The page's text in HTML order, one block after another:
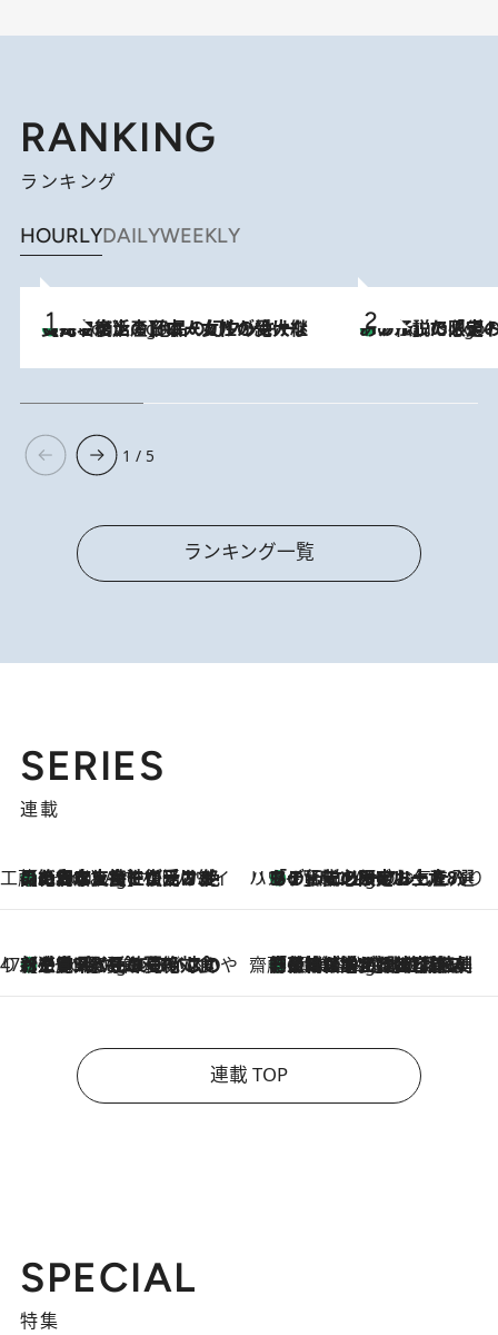
RANKING
ランキング
HOURLYDAILYWEEKLY
2 Hours Ago
【ハワイ土産】ローカルの絶大な支持で復活！ 絶品の幻クッキー《元ファンの日本人女性が受け継いだ名店》 2 Hours Ago
あの伝説の限定トートも！ リニューアルした「ディーン
1 / 5
ランキング一覧
SERIES
連載
工藤まやのおもてなしハワイ
1 Hour Ago
【ハワイ土産】ローカルの絶大な支持で復活！ 絶品の幻クッキー《元ファンの日本人女性が受け継いだ名店》 ハワイ賢者 リサのお気に入りリスト1 Hour Ago
あの伝説の限定トートも！ リニューアルした「ディーン＆デルーカ ハワイ」で必須のお土産8選
47都道府県の手みやげ ひんやりスイーツで夏を満喫
1 Hour Ago
【三重県】この夏絶対食べたい 冷やしておいしいおやつ3選 お餅×アイスの新感覚スイーツ 齋藤 薫 美容脳ルネサンス
1 Hour Ago
「荷物が増えるほど旅ストレスは増す」美容ジャーナリストがたどり着いた最終結論。“化粧品を劇的に減らす”感動の凝縮美容とは
連載 TOP
SPECIAL
特集